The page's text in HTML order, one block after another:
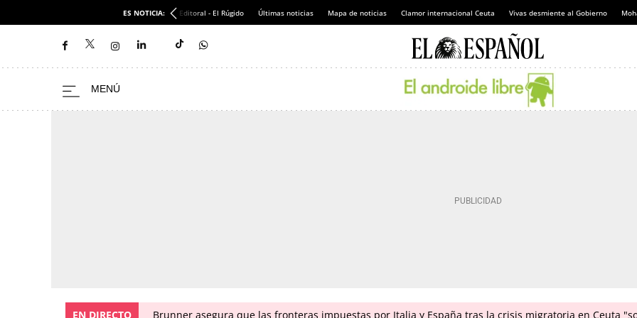
ES NOTICIA: Editoral - El Rúgido Últimas noticias Mapa de noticias Clamor internacional Ceuta Vivas desmiente al Gobierno
EN DIRECTO Brunner asegura que las fronteras impuestas por Italia y España tras la crisis migratoria en Ceuta